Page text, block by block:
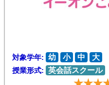
対象学年: 幼 小 中
大
授業形式: 英会話スクール